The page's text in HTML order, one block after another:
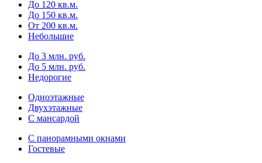
До 120 кв.м.
До 150 кв.м.
От 200 кв.м.
Небольшие
До 3 млн. руб.
До 5 млн. руб.
Недорогие
Одноэтажные
Двухэтажные
С мансардой
С панорамными окнами
Гостевые